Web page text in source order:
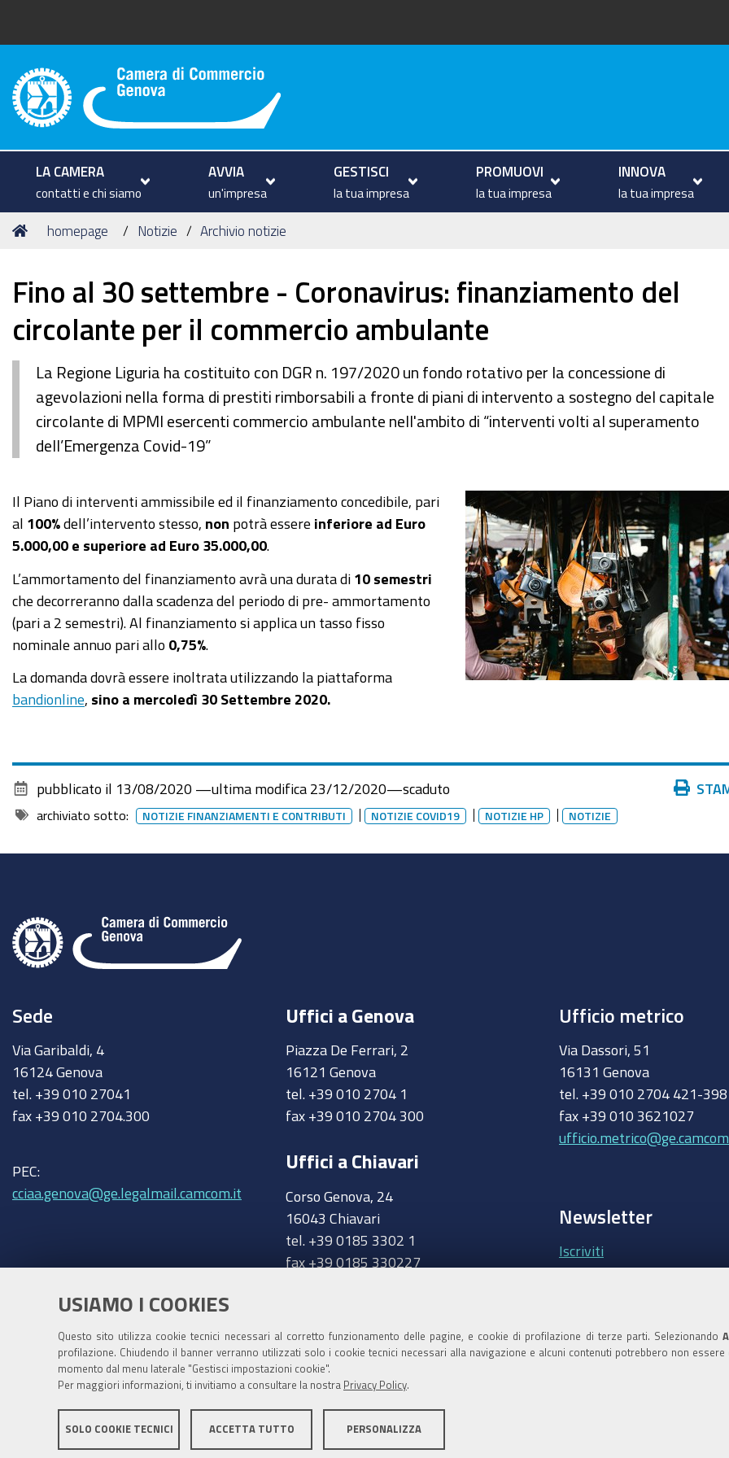
USIAMO I COOKIES
Questo sito utilizza cookie tecnici necessari al corretto funzionamento delle pagine, e cookie di profilazione di terze parti. Selezionando
profilazione. Chiudendo il banner verranno utilizzati solo i cookie tecnici necessari alla navigazione e alcuni contenuti potrebbero non
momento dal menu laterale "Gestisci impostazioni cookie".
Per maggiori informazioni, ti invitiamo a consultare la nostra Privacy Policy
SOLO COOKIE TECNICI ACCETTA TUTTO PERSONALIZZA
Camera di Commercio di Genova
LA CAMERA
contatti e chi siamo
AVVIA
un'impresa
GESTISCI
la tua impresa
PROMUOVI
la tua impresa
INNOVA
la tua impresa
Tu
Home
homepage Notizie Archivio notizie
Fino al 30 settembre - Coronavirus: finanziamento del
circolante per il commercio ambulante
La Regione Liguria ha costituito con DGR n. 197/2020 un fondo rotativo per la concessione di
agevolazioni nella forma di prestiti rimborsabili a fronte di piani di intervento a sostegno del capitale
circolante di MPMI esercenti commercio ambulante nell'ambito di “interventi volti al superamento
dell’Emergenza Covid-19”
Il Piano di interventi ammissibile ed il finanziamento concedibile, pari
al 100% dell’intervento stesso, non potrà essere inferiore ad Euro
5.000,00 e superiore ad Euro 35.000,00
L’ammortamento del finanziamento avrà una durata di 10 semestri
che decorreranno dalla scadenza del periodo di pre- ammortamento
(pari a 2 semestri). Al finanziamento si applica un tasso fisso
nominale annuo pari allo 0,75%
La domanda dovrà essere inoltrata utilizzando la piattaforma
bandionline sino a mercoledì 30 Settembre 2020.
Azioni
pubblicato il 13/08/2020 —ultima modifica 23/12/2020—scaduto
archiviato sotto: NOTIZIE FINANZIAMENTI E CONTRIBUTI NOTIZIE COVID19 NOTIZIE HP NOTIZIE
Sede
Via Garibaldi, 4
16124 Genova
tel. +39 010 27041
fax +39 010 2704.300
PEC:
cciaa.genova@ge.legalmail.camcom.it
Trasparenza
Uffici a Genova
Piazza De Ferrari, 2
16121 Genova
tel. +39 010 2704 1
fax +39 010 2704 300
Uffici a Chiavari
Corso Genova, 24
16043 Chiavari
tel. +39 0185 3302 1
fax +39 0185 330227
Ufficio metrico
Via Dassori, 51
16131 Genova
tel. +39 010 2704 421-398
fax +39 010 3621027
Newsletter
Iscriviti
Accedi